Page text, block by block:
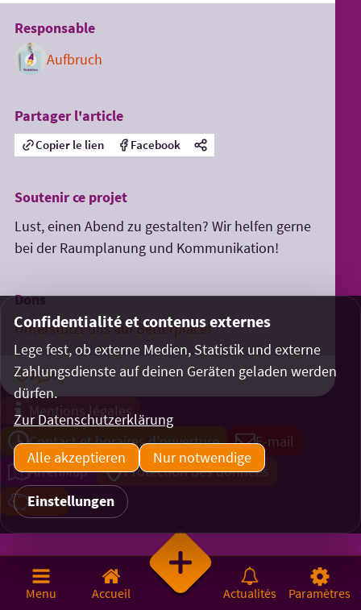
Responsable
Aufbruch
Partager l'article
Copier le lien Facebook
Soutenir ce projet
Lust, einen Abend zu gestalten? Wir helfen gerne
bei der Raumplanung und Kommunikation!
Dons
Unterstützt uns auf Betterplace!
2 0
Mentions légales
Contact et horaires d'ouverture
E-mail
ArrenMap
Protection des données
Dons
Menu Accueil Actualités Paramètres
Confidentialité et contenus externes
Lege fest, ob externe Medien, Statistik und externe
Zahlungsdienste auf deinen Geräten geladen werden
dürfen.
Zur Datenschutzerklärung
Alle akzeptieren Nur notwendige
Einstellungen